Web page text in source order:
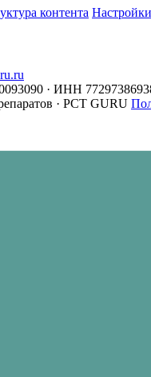
контента
· ИНН
· PCT GURU